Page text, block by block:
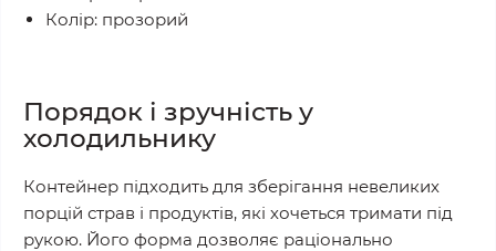
Колір: прозорий
Порядок і зручність у
холодильнику
Контейнер підходить для зберігання невеликих
порцій страв і продуктів, які хочеться тримати під
рукою. Його форма дозволяє раціонально